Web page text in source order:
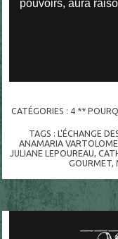
pouvoirs, aura
CATÉGORIES : 4 **
TAGS :L'ÉCHANGE
ANAMARIA
JULIANE LEPOUREAU,
GOURMET,